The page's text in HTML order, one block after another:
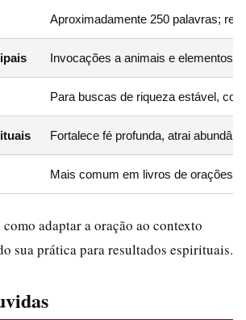
Aproximadamente 250 palavras;
Invocações a animais e elementos
Para buscas de riqueza estável,
Fortalece fé profunda, atrai
Mais comum em livros de orações
adaptar a oração ao contexto
sua prática para resultados espirituais.